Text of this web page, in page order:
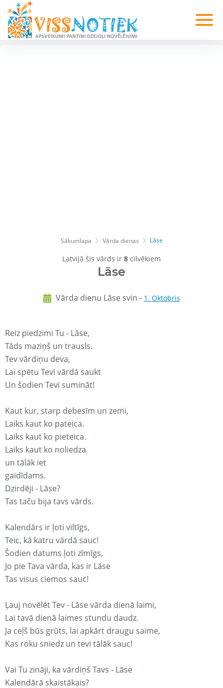
Sākumlapa Vārda dienas Lāse
Latvijā šis vārds ir 8 cilvēkiem
Lāse
Vārda dienu Lāse svin - 1. Oktobris
Reiz piedzimi Tu - Lāse,
Tāds maziņš un trausls.
Tev vārdiņu deva,
Lai spētu Tevi vārdā saukt
Un šodien Tevi sumināt!
Kaut kur, starp debesīm un zemi,
Laiks kaut ko pateica.
Laiks kaut ko pieteica.
Laiks kaut ko noliedza
un tālāk iet
gaidīdams.
Dzirdēji - Lāse?
Tas taču bija tavs vārds.
Kalendārs ir ļoti viltīgs,
Teic, kā katru vārdā sauc!
Šodien datums ļoti zīmīgs,
Jo pie Tava vārda, kas ir Lāse
Tas visus ciemos sauc!
Ļauj novēlēt Tev - Lāse vārda dienā laimi,
Lai tavā dienā laimes stundu daudz.
Ja ceļš būs grūts, lai apkārt draugu saime,
Kas roku sniedz un tevi tālāk sauc!
Vai Tu zināji, ka vārdiņš Tavs - Lāse
Kalendārā skaistākais?